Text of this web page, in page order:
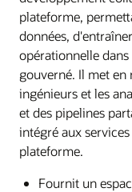
plateforme,
données,
opérationnelle
gouverné. Il met en
ingénieurs et les
et des pipelines
intégré aux
plateforme.
Fournit un